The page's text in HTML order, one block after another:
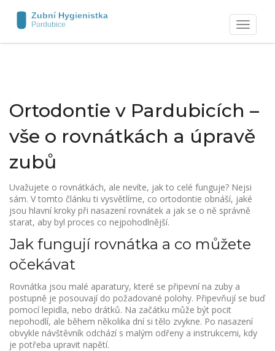
Zobrazit
navigaci
Ortodontie v Pardubicích –
vše o rovnátkách a úpravě
zubů
Uvažujete o rovnátkách, ale nevíte, jak to celé funguje? Nejsi
sám. V tomto článku ti vysvětlíme, co ortodontie obnáší, jaké
jsou hlavní kroky při nasazení rovnátek a jak se o ně správně
starat, aby byl proces co nejpohodlnější.
Jak fungují rovnátka a co můžete
očekávat
Rovnátka jsou malé aparatury, které se připevní na zuby a
postupně je posouvají do požadované polohy. Připevňují se buď
pomocí lepidla, nebo drátků. Na začátku může být pocit
nepohodlí, ale během několika dní si tělo zvykne. Po nasazení
obvykle návštěvník odchází s malým odřeny a instrukcemi, kdy
je potřeba upravit napětí.